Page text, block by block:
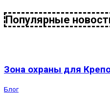
Популярные
Зона охраны для
Блог